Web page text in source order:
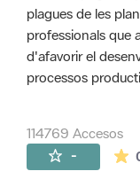
plagues de les
professionals que
d'afavorir el
processos
114769 Accesos
-